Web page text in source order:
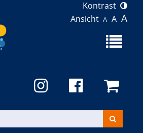
Kontrast
Ansicht A A A
Menü
Kurse
suchen